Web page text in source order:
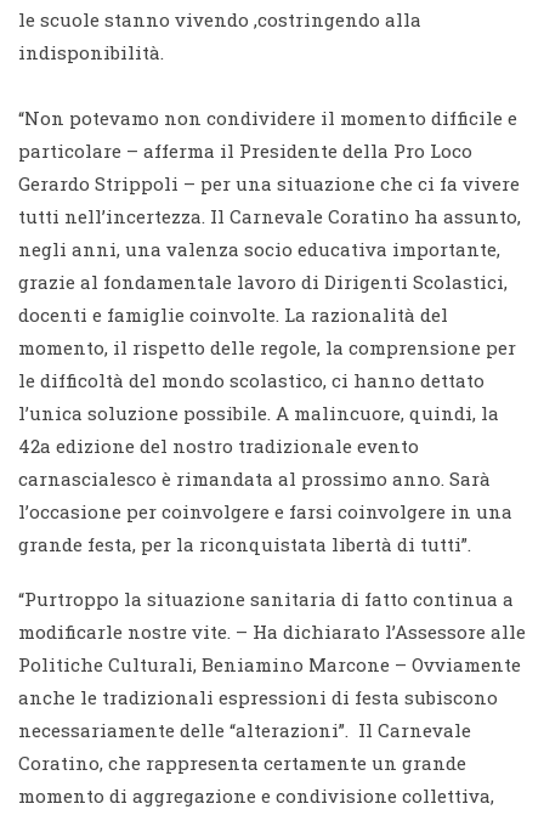
le scuole stanno vivendo ,costringendo alla
indisponibilità.
“Non potevamo non condividere il momento difficile e
particolare – afferma il Presidente della Pro Loco
Gerardo Strippoli – per una situazione che ci fa vivere
tutti nell’incertezza. Il Carnevale Coratino ha assunto,
negli anni, una valenza socio educativa importante,
grazie al fondamentale lavoro di Dirigenti Scolastici,
docenti e famiglie coinvolte. La razionalità del
momento, il rispetto delle regole, la comprensione per
le difficoltà del mondo scolastico, ci hanno dettato
l’unica soluzione possibile. A malincuore, quindi, la
42a edizione del nostro tradizionale evento
carnascialesco è rimandata al prossimo anno. Sarà
l’occasione per coinvolgere e farsi coinvolgere in una
grande festa, per la riconquistata libertà di tutti”.
“Purtroppo la situazione sanitaria di fatto continua a
modificarle nostre vite. – Ha dichiarato l’Assessore alle
Politiche Culturali, Beniamino Marcone – Ovviamente
anche le tradizionali espressioni di festa subiscono
necessariamente delle “alterazioni”. Il Carnevale
Coratino, che rappresenta certamente un grande
momento di aggregazione e condivisione collettiva,